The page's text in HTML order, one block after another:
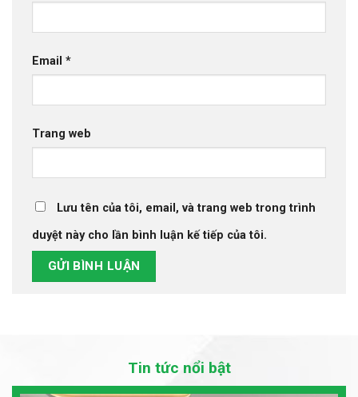
Email *
Trang web
Lưu tên của tôi, email, và trang web trong trình
duyệt này cho lần bình luận kế tiếp của tôi.
Tin tức nổi bật